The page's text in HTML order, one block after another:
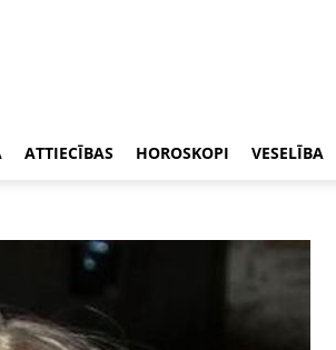
ATTIECĪBAS HOROSKOPI VESELĪBA